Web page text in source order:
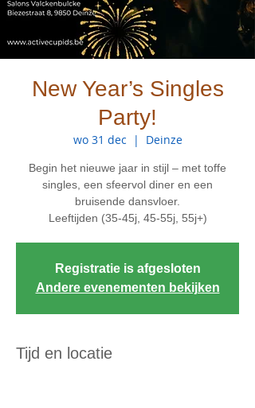
New Year’s Singles
Party!
wo 31 dec
  |
Deinze
Begin het nieuwe jaar in stijl – met toffe
singles, een sfeervol diner en een
bruisende dansvloer.
Leeftijden (35-45j, 45-55j, 55j+)
Registratie is afgesloten
Andere evenementen bekijken
Tijd en locatie